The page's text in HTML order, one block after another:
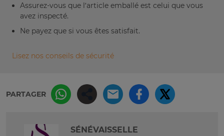
Assurez-vous que l’article emballé est celui que vous
avez inspecté.
Ne payez que si vous êtes satisfait.
Lisez nos conseils de sécurité
PARTAGER
SÉNÉVAISSELLE